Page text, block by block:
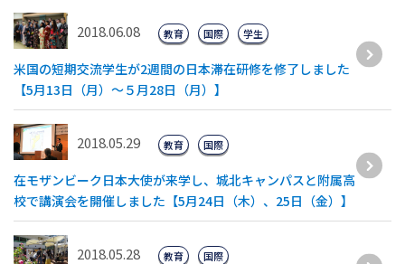
2018.06.08
米国の短期交流学生が2週間の日本滞在研修を修了しました
【5月13日（月）〜５月28日（月）】
教育 国際 学生
2018.05.29
在モザンビーク日本大使が来学し、城北キャンパスと附属高
校で講演会を開催しました【5月24日（木）、25日（金）】
教育 国際
2018.05.28 教育 国際